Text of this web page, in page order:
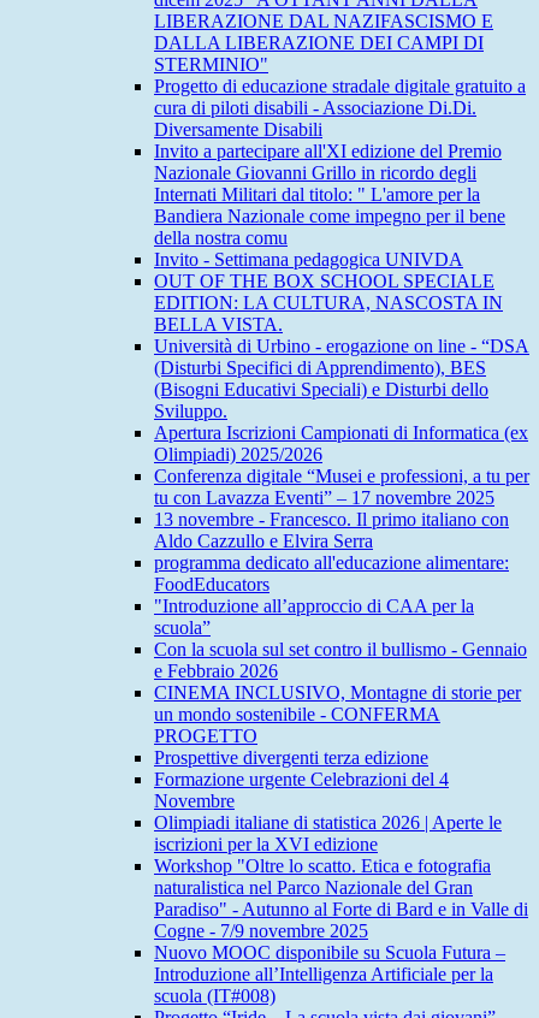
LIBERAZIONE DAL NAZIFASCISMO E
DALLA LIBERAZIONE DEI CAMPI DI
STERMINIO"
Progetto di educazione stradale digitale gratuito a
cura di piloti disabili - Associazione Di.Di.
Diversamente Disabili
Invito a partecipare all'XI edizione del Premio
Nazionale Giovanni Grillo in ricordo degli
Internati Militari dal titolo: " L'amore per la
Bandiera Nazionale come impegno per il bene
della nostra comu
Invito - Settimana pedagogica UNIVDA
OUT OF THE BOX SCHOOL SPECIALE
EDITION: LA CULTURA, NASCOSTA IN
BELLA VISTA.
Università di Urbino - erogazione on line - “DSA
(Disturbi Specifici di Apprendimento), BES
(Bisogni Educativi Speciali) e Disturbi dello
Sviluppo.
Apertura Iscrizioni Campionati di Informatica (ex
Olimpiadi) 2025/2026
Conferenza digitale “Musei e professioni, a tu per
tu con Lavazza Eventi” – 17 novembre 2025
13 novembre - Francesco. Il primo italiano con
Aldo Cazzullo e Elvira Serra
programma dedicato all'educazione alimentare:
FoodEducators
"Introduzione all’approccio di CAA per la
scuola”
Con la scuola sul set contro il bullismo - Gennaio
e Febbraio 2026
CINEMA INCLUSIVO, Montagne di storie per
un mondo sostenibile - CONFERMA
PROGETTO
Prospettive divergenti terza edizione
Formazione urgente Celebrazioni del 4
Novembre
Olimpiadi italiane di statistica 2026 | Aperte le
iscrizioni per la XVI edizione
Workshop "Oltre lo scatto. Etica e fotografia
naturalistica nel Parco Nazionale del Gran
Paradiso" - Autunno al Forte di Bard e in Valle di
Cogne - 7/9 novembre 2025
Nuovo MOOC disponibile su Scuola Futura –
Introduzione all’Intelligenza Artificiale per la
scuola (IT#008)